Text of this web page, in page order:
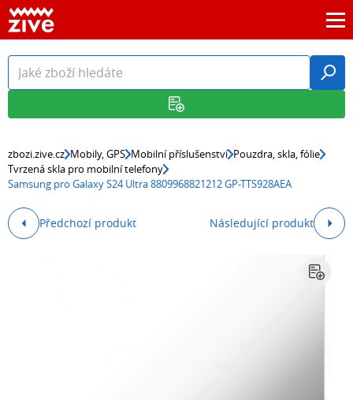
zbozi.zive.cz Mobily, GPS Mobilní příslušenství Pouzdra, skla, fólie
Tvrzená skla pro mobilní telefony
Samsung pro Galaxy S24 Ultra 8809968821212 GP-TTS928AEA
Předchozí produkt Následující produkt